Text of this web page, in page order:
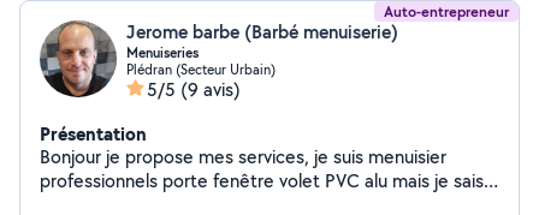
Auto-entrepreneur
Jerome barbe (Barbé menuiserie)
Menuiseries
Plédran (Secteur Urbain)
5/5 (9 avis)
Présentation
Bonjour je propose mes services, je suis menuisier
professionnels porte fenêtre volet PVC alu mais je sais